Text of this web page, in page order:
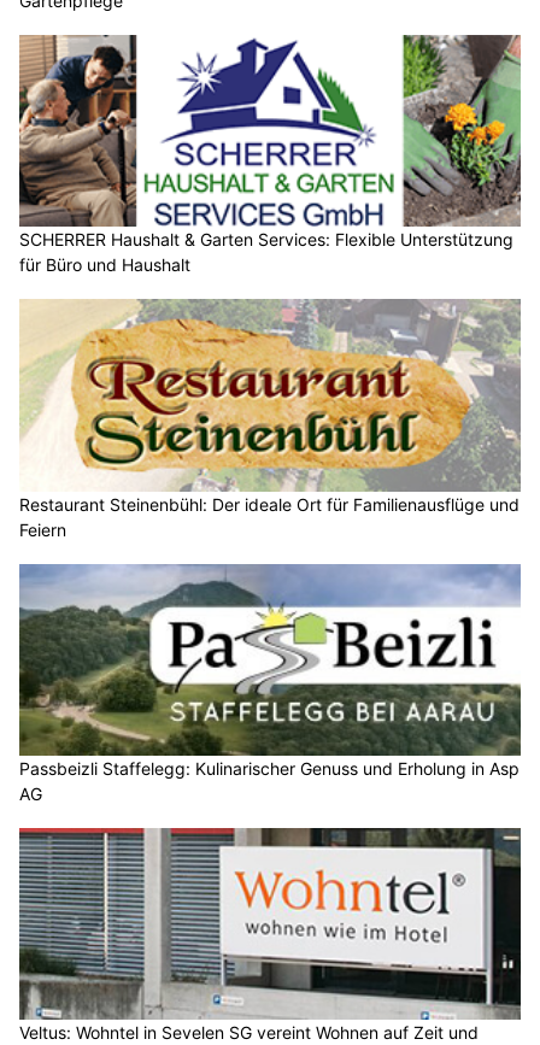
SCHERRER Haushalt & Garten Services: Flexible Unterstützung
für Büro und Haushalt
Restaurant Steinenbühl: Der ideale Ort für Familienausflüge und
Feiern
Passbeizli Staffelegg: Kulinarischer Genuss und Erholung in Asp
AG
Veltus: Wohntel in Sevelen SG vereint Wohnen auf Zeit und